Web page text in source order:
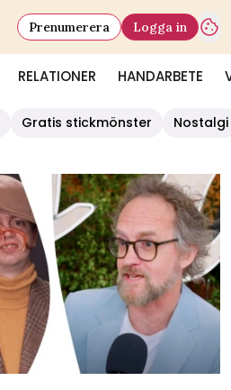
RELATIONER HANDARBETE
Prenumerera Logga in
Gratis stickmönster
Nostalgi